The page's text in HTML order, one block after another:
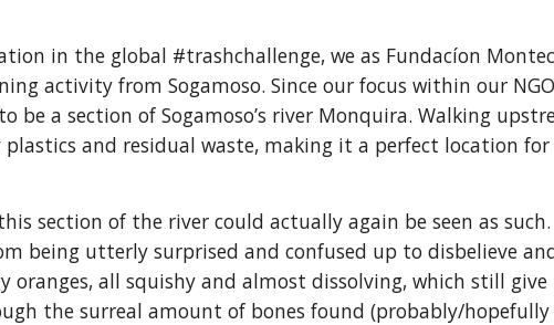
in the global #trashchallenge, we as Fundacíon
activity from Sogamoso. Since our focus within our
be a section of Sogamoso’s river Monquira. Walking
and residual waste, making it a perfect location
section of the river could actually again be seen as
being utterly surprised and confused up to disbelieve
oranges, all squishy and almost dissolving, which still
the surreal amount of bones found (probably/